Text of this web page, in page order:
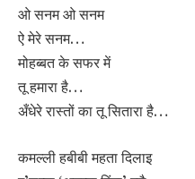
ओ सनम ओ सनम
ऐ मेरे सनम…
मोहब्बत के सफर में
तू हमारा है…
अँधेरे रास्तों का तू सितारा है…
कमल्ली हबीबी महता दिलाइ